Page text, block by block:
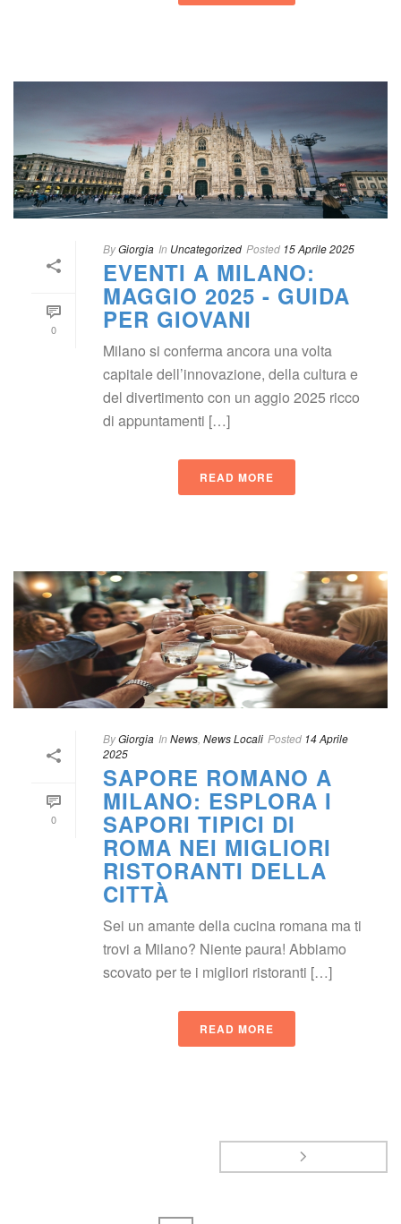
0
ByGiorgia In Uncategorized Posted 15 Aprile 2025
EVENTI A MILANO:
MAGGIO 2025 - GUIDA
PER GIOVANI
Milano si conferma ancora una volta
capitale dell’innovazione, della cultura e
del divertimento con un aggio 2025 ricco
di appuntamenti […]
READ MORE
0
ByGiorgia In New News Locali Posted 14 Aprile
2025
SAPORE ROMANO A
MILANO: ESPLORA I
SAPORI TIPICI DI
ROMA NEI MIGLIORI
RISTORANTI DELLA
CITTÀ
Sei un amante della cucina romana ma ti
trovi a Milano? Niente paura! Abbiamo
covato per te i migliori ristoranti […]
READ MORE